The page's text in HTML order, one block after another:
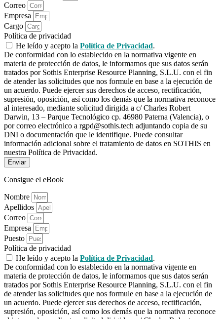
Correo
Empresa
Cargo
Política de privacidad
He leído y acepto la Política de Privacidad.
De conformidad con lo establecido en la normativa vigente en
materia de protección de datos, le informamos que sus datos serán
tratados por Sothis Enterprise Resource Planning, S.L.U. con el fin
de atender las solicitudes que nos formule en base a la ejecución de
un acuerdo. Puede ejercer sus derechos de acceso, rectificación,
supresión, oposición, así como los demás que la normativa reconoce
al interesado, mediante solicitud dirigida a c/ Charles Robert
Darwin, 13 – Parque Tecnológico cp. 46980 Paterna (Valencia), o
por correo electrónico a rgpd@sothis.tech adjuntando copia de su
DNI o documentación que le identifique. Puede consultar
información adicional sobre el tratamiento de datos en SOTHIS en
nuestra Política de Privacidad.
Enviar
Consigue el eBook
Nombre
Apellidos
Correo
Empresa
Puesto
Política de privacidad
He leído y acepto la Política de Privacidad.
De conformidad con lo establecido en la normativa vigente en
materia de protección de datos, le informamos que sus datos serán
tratados por Sothis Enterprise Resource Planning, S.L.U. con el fin
de atender las solicitudes que nos formule en base a la ejecución de
un acuerdo. Puede ejercer sus derechos de acceso, rectificación,
supresión, oposición, así como los demás que la normativa reconoce